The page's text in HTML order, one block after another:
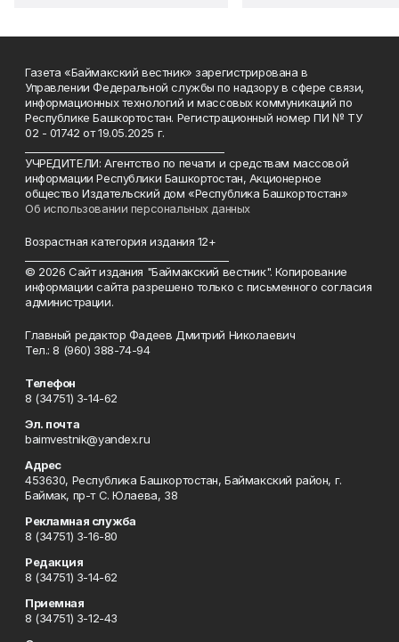
Газета «Баймакский вестник» зарегистрирована в
Управлении Федеральной службы по надзору в сфере связи,
информационных технологий и массовых коммуникаций по
Республике Башкортостан. Регистрационный номер ПИ № ТУ
02 - 01742 от 19.05.2025 г.
УЧРЕДИТЕЛИ: Агентство по печати и средствам массовой
информации Республики Башкортостан, Акционерное
общество Издательский дом «Республика Башкортостан»
Об использовании персональных данных
Возрастная категория издания 12+
© 2026 Сайт издания "Баймакский вестник". Копирование
информации сайта разрешено только с письменного согласия
администрации.
Главный редактор Фадеев Дмитрий Николаевич
Тел.: 8 (960) 388-74-94
Телефон
8 (34751) 3-14-62
Эл. почта
baimvestnik@yandex.ru
Адрес
453630, Республика Башкортостан, Баймакский район, г.
Баймак, пр-т С. Юлаева, 38
Рекламная служба
8 (34751) 3-16-80
Редакция
8 (34751) 3-14-62
Приемная
8 (34751) 3-12-43